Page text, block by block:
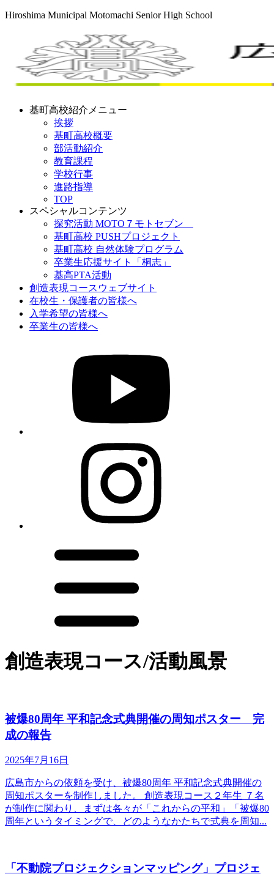
Hiroshima Municipal Motomachi Senior High School
基町高校紹介メニュー
挨拶
基町高校概要
部活動紹介
教育課程
学校行事
進路指導
TOP
スペシャルコンテンツ
探究活動 MOTO７モトセブン
基町高校 PUSHプロジェクト
基町高校 自然体験プログラム
卒業生応援サイト「桐志」
基高PTA活動
創造表現コースウェブサイト
在校生・保護者の皆様へ
入学希望の皆様へ
卒業生の皆様へ
創造表現コース/活動風景
被爆80周年 平和記念式典開催の周知ポスター 完
成の報告
2025年7月16日
広島市からの依頼を受け、被爆80周年 平和記念式典開催の
周知ポスターを制作しました。 創造表現コース２年生 ７名
が制作に関わり、まずは各々が「これからの平和」「被爆80
周年というタイミングで、どのようなかたちで式典を周知...
「不動院プロジェクションマッピング」プロジェ